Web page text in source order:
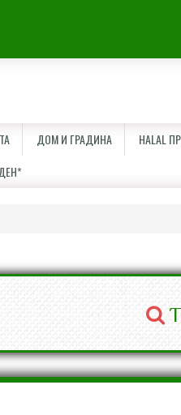
ДОМ И ГРАДИНА HALAL